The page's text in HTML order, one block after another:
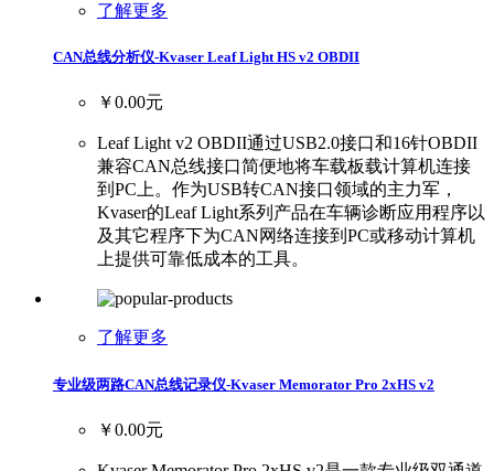
了解更多
CAN总线分析仪-Kvaser Leaf Light HS v2 OBDII
￥0.00元
Leaf Light v2 OBDII通过USB2.0接口和16针OBDII
兼容CAN总线接口简便地将车载板载计算机连接
到PC上。作为USB转CAN接口领域的主力军，
Kvaser的Leaf Light系列产品在车辆诊断应用程序以
及其它程序下为CAN网络连接到PC或移动计算机
上提供可靠低成本的工具。
了解更多
专业级两路CAN总线记录仪-Kvaser Memorator Pro 2xHS v2
￥0.00元